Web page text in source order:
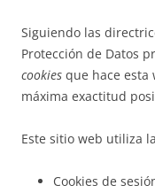
Siguiendo las
Protección de Datos
cookies que hace esta
máxima exactitud
Este sitio web utiliza
Cookies de